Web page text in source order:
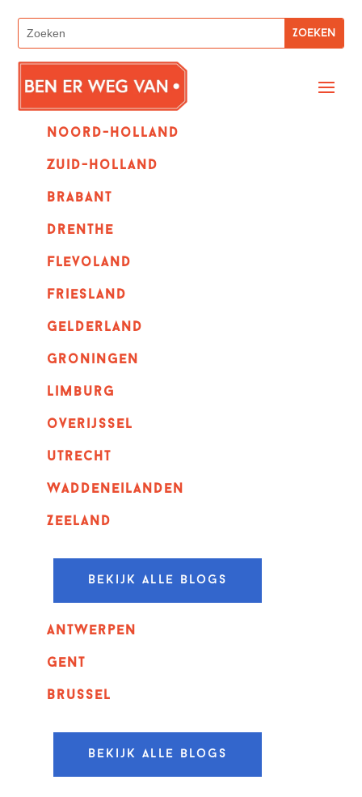
Noord-holland
zuid-holland
Brabant
Drenthe
Flevoland
Friesland
Gelderland
Groningen
Limburg
overijssel
utrecht
Waddeneilanden
Zeeland
Bekijk alle blogs
Antwerpen
GENT
Brussel
Bekijk alle blogs